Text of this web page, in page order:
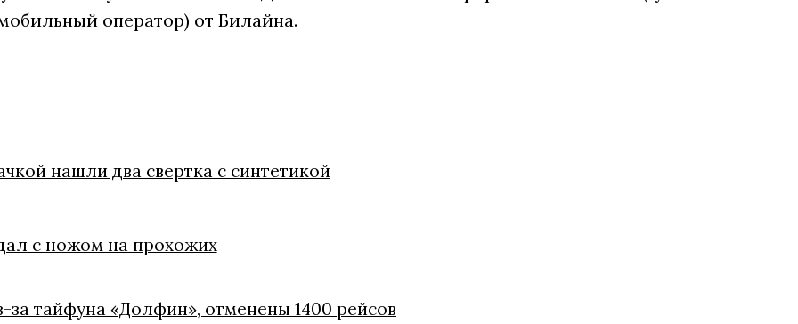
оператор) от Билайна.
нашли два свертка с синтетикой
с ножом на прохожих
тайфуна «Долфин», отменены 1400 рейсов